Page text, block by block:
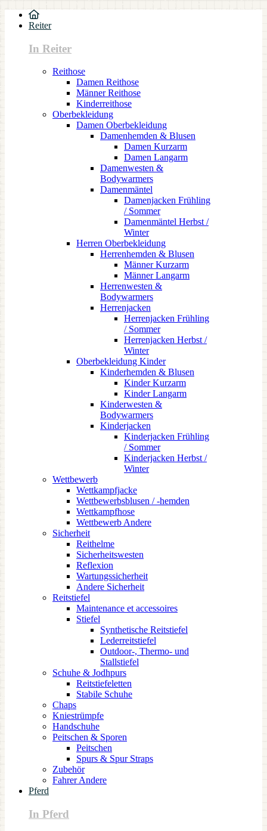
Reiter
In Reiter
Reithose
Damen Reithose
Männer Reithose
Kinderreithose
Oberbekleidung
Damen Oberbekleidung
Damenhemden & Blusen
Damen Kurzarm
Damen Langarm
Damenwesten &
Bodywarmers
Damenmäntel
Damenjacken Frühling
/ Sommer
Damenmäntel Herbst /
Winter
Herren Oberbekleidung
Herrenhemden & Blusen
Männer Kurzarm
Männer Langarm
Herrenwesten &
Bodywarmers
Herrenjacken
Herrenjacken Frühling
/ Sommer
Herrenjacken Herbst /
Winter
Oberbekleidung Kinder
Kinderhemden & Blusen
Kinder Kurzarm
Kinder Langarm
Kinderwesten &
Bodywarmers
Kinderjacken
Kinderjacken Frühling
/ Sommer
Kinderjacken Herbst /
Winter
Wettbewerb
Wettkampfjacke
Wettbewerbsblusen / -hemden
Wettkampfhose
Wettbewerb Andere
Sicherheit
Reithelme
Sicherheitswesten
Reflexion
Wartungssicherheit
Andere Sicherheit
Reitstiefel
Maintenance et accessoires
Stiefel
Synthetische Reitstiefel
Lederreitstiefel
Outdoor-, Thermo- und
Stallstiefel
Schuhe & Jodhpurs
Reitstiefeletten
Stabile Schuhe
Chaps
Kniestrümpfe
Handschuhe
Peitschen & Sporen
Peitschen
Spurs & Spur Straps
Zubehör
Fahrer Andere
Pferd
In Pferd